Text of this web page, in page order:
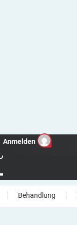
Anmelden
Behandlung